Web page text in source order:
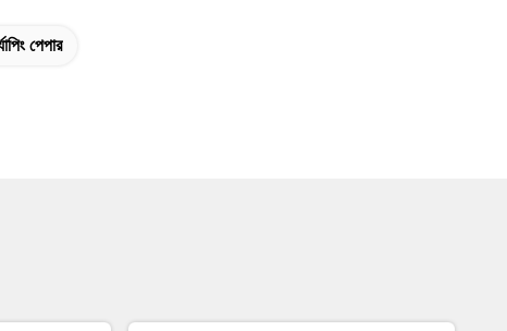
পেপার